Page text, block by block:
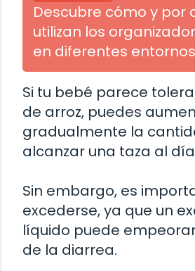
Descubre cómo y por
utilizan los
en diferentes entornos
Si tu bebé parece
de arroz, puedes
gradualmente la
alcanzar una taza al
Sin embargo, es
excederse, ya que un
líquido puede
de la diarrea.